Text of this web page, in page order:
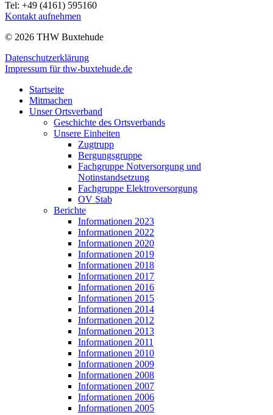
Tel: +49 (4161) 595160
Kontakt aufnehmen
© 2026 THW Buxtehude
Datenschutzerklärung
Impressum für thw-buxtehude.de
Startseite
Mitmachen
Unser Ortsverband
Geschichte des Ortsverbands
Unsere Einheiten
Zugtrupp
Bergungsgruppe
Fachgruppe Notversorgung und
Notinstandsetzung
Fachgruppe Elektroversorgung
OV Stab
Berichte
Informationen 2023
Informationen 2022
Informationen 2020
Informationen 2019
Informationen 2018
Informationen 2017
Informationen 2016
Informationen 2015
Informationen 2014
Informationen 2012
Informationen 2013
Informationen 2011
Informationen 2010
Informationen 2009
Informationen 2008
Informationen 2007
Informationen 2006
Informationen 2005